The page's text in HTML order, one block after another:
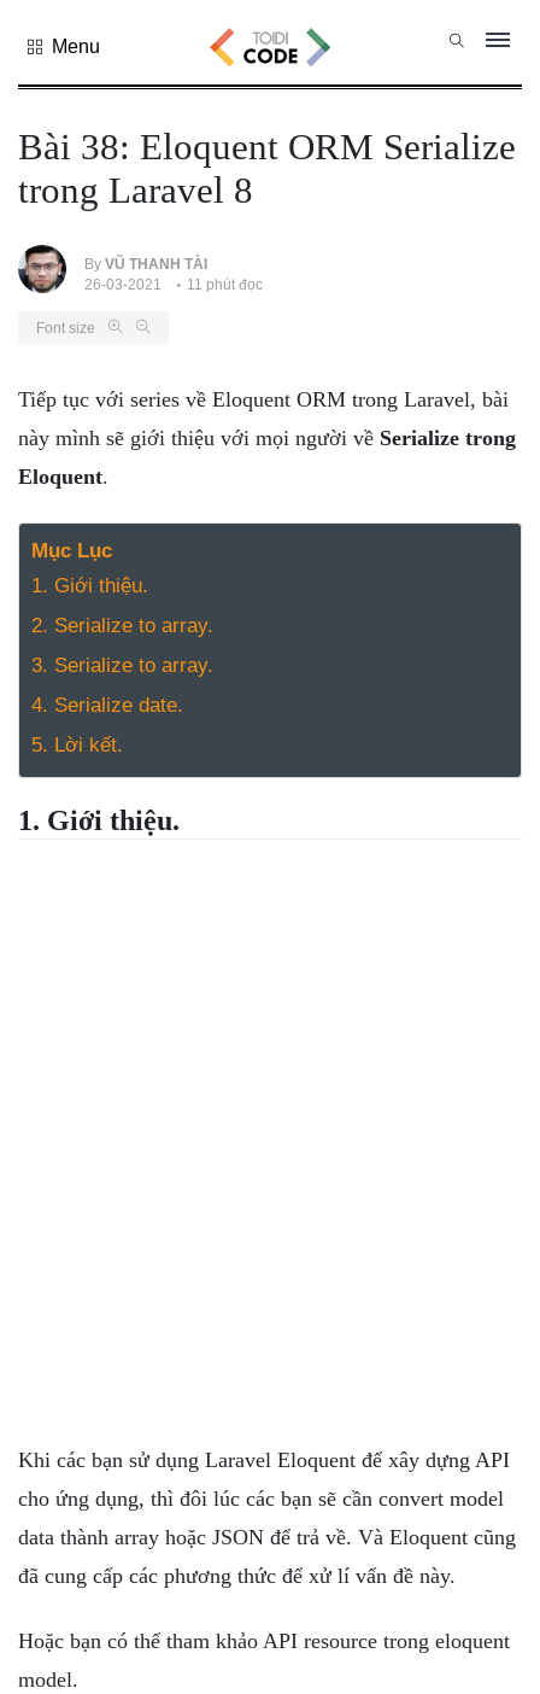
Tất cả
danh mục
PHP
PYTHON
NODE.JS
JAVA CORE
SQL
HTML
CSS
THỦ THUẬT
NGHỆ
TOOLS &
REVIEW
TÌM KIẾM
TIN TUYỂN
LIÊN HỆ
Menu
Bài 38: Eloquent ORM Serialize
trong Laravel 8
By VŨ THANH TÀI
26-03-2021
11 phút đọc
Font size
Tiếp tục với series về Eloquent ORM trong Laravel, bài
này mình sẽ giới thiệu với mọi người về Serialize trong
Eloquent.
Mục Lục
1. Giới thiệu.
2. Serialize to array.
3. Serialize to array.
4. Serialize date.
5. Lời kết.
1. Giới thiệu.
Khi các bạn sử dụng Laravel Eloquent để xây dựng API
cho ứng dụng, thì đôi lúc các bạn sẽ cần convert model
data thành array hoặc JSON để trả về. Và Eloquent cũng
đã cung cấp các phương thức để xử lí vấn đề này.
Hoặc bạn có thể tham khảo API resource trong eloquent
model.